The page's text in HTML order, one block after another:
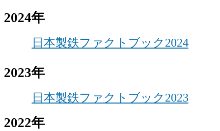
2024年
日本製鉄ファクトブック2024
2023年
日本製鉄ファクトブック2023
2022年